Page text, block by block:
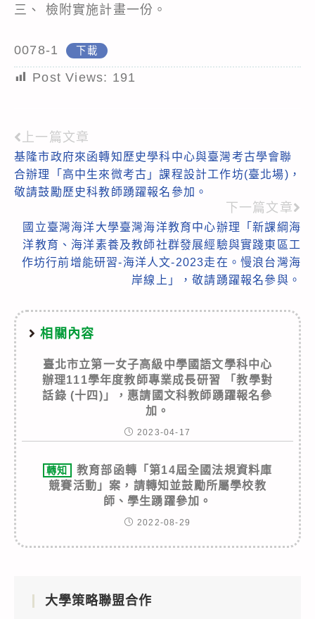
三、 檢附實施計畫一份。
0078-1 下載
Post Views: 191
Read
more
articles
上一篇文章
基隆市政府來函轉知歷史學科中心與臺灣考古學會聯
合辦理「高中生來微考古」課程設計工作坊(臺北場)，
敬請鼓勵歷史科教師踴躍報名參加。
下一篇文章
國立臺灣海洋大學臺灣海洋教育中心辦理「新課綱海
洋教育、海洋素養及教師社群發展經驗與實踐東區工
作坊行前增能研習-海洋人文-2023走在。慢浪台灣海
岸線上」，敬請踴躍報名參與。
相關內容
臺北市立第一女子高級中學國語文學科中心
辦理111學年度教師專業成長研習 「教學對
話錄 (十四)」，惠請國文科教師踴躍報名參
加。
2023-04-17
轉知
教育部函轉「第14屆全國法規資料庫
競賽活動」案，請轉知並鼓勵所屬學校教
師、學生踴躍參加。
2022-08-29
大學策略聯盟合作